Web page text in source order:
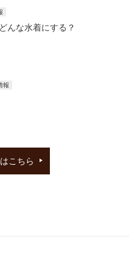
んな水着にする？
報
こちら